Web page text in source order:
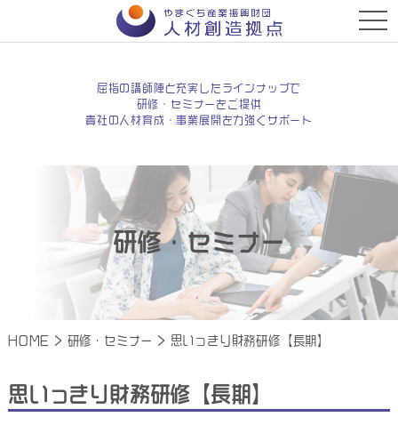
t
o
g
a
t
屈指の講師陣と充実したラインナップで
研修・セミナーをご提供
貴社の人材育成・事業展開を力強くサポート
研修・セミナー
HOME > 研修・セミナー > 思いっきり財務研修【長期】
思いっきり財務研修【長期】